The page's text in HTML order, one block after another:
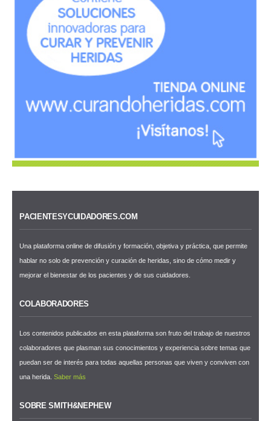
PACIENTESYCUIDADORES.COM
Una plataforma online de difusión y formación, objetiva y práctica, que permite
hablar no solo de prevención y curación de heridas, sino de cómo medir y
mejorar el bienestar de los pacientes y de sus cuidadores.
COLABORADORES
Los contenidos publicados en esta plataforma son fruto del trabajo de nuestros
colaboradores que plasman sus conocimientos y experiencia sobre temas que
puedan ser de interés para todas aquellas personas que viven y conviven con
una herida.Saber más
SOBRE SMITH&NEPHEW